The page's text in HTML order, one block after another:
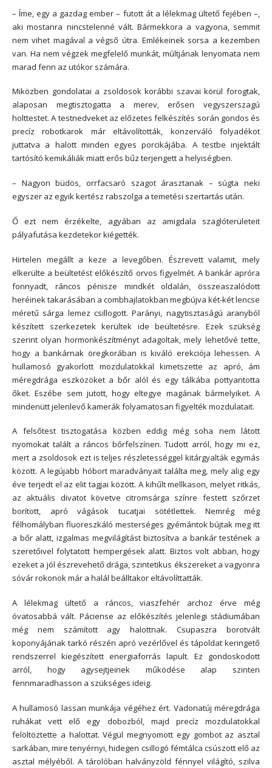
– Íme, egy a gazdag ember – futott át a lélekmag ültető fejében –,
aki mostanra nincstelenné vált. Bármekkora a vagyona, semmit
nem vihet magával a végső útra. Emlékeinek sorsa a kezemben
van. Ha nem végzek megfelelő munkát, múltjának lenyomata nem
marad fenn az utókor számára.
Miközben gondolatai a zsoldosok korábbi szavai körül forogtak,
alaposan megtisztogatta a merev, erősen vegyszerszagú
holttestet. A testnedveket az előzetes felkészítés során gondos és
precíz robotkarok már eltávolították, konzerváló folyadékot
juttatva a halott minden egyes porcikájába. A testbe injektált
tartósító kemikáliák miatt erős bűz terjengett a helyiségben.
– Nagyon büdös, orrfacsaró szagot árasztanak – súgta neki
egyszer az egyik kertész rabszolga a temetési szertartás után.
Ő ezt nem érzékelte, agyában az amigdala szaglóterületeit
pályafutása kezdetekor kiégették.
Hirtelen megállt a keze a levegőben. Észrevett valamit, mely
elkerülte a beültetést előkészítő orvos figyelmét. A bankár apróra
fonnyadt, ráncos pénisze mindkét oldalán, összeaszalódott
heréinek takarásában a combhajlatokban megbújva két-két lencse
méretű sárga lemez csillogott. Parányi, nagytisztaságú aranyból
készített szerkezetek kerültek ide beültetésre. Ezek szükség
szerint olyan hormonkészítményt adagoltak, mely lehetővé tette,
hogy a bankárnak öregkorában is kiváló erekciója lehessen. A
hullamosó gyakorlott mozdulatokkal kimetszette az apró, ám
méregdrága eszközöket a bőr alól és egy tálkába pottyantotta
őket. Eszébe sem jutott, hogy eltegye magának bármelyiket. A
mindenütt jelenlevő kamerák folyamatosan figyelték mozdulatait.
A felsőtest tisztogatása közben eddig még soha nem látott
nyomokat talált a ráncos bőrfelszínen. Tudott arról, hogy mi ez,
mert a zsoldosok ezt is teljes részletességgel kitárgyalták egymás
között. A legújabb hóbort maradványait találta meg, mely alig egy
éve terjedt el az elit tagjai között. A kihűlt mellkason, melyet ritkás,
az aktuális divatot követve citromsárga színre festett szőrzet
borított, apró vágások tucatjai sötétlettek. Nemrég még
félhomályban fluoreszkáló mesterséges gyémántok bújtak meg itt
a bőr alatt, izgalmas megvilágítást biztosítva a bankár testének a
szeretőivel folytatott hempergések alatt. Biztos volt abban, hogy
ezeket a jól észrevehető drága, szintetikus ékszereket a vagyonra
sóvár rokonok már a halál beálltakor eltávolíttatták.
A lélekmag ültető a ráncos, viaszfehér archoz érve még
óvatosabbá vált. Páciense az előkészítés jelenlegi stádiumában
még nem számított agy halottnak. Csupaszra borotvált
koponyájának tarkó részén apró vezérlővel és tápoldat keringető
rendszerrel kiegészített energiaforrás lapult. Ez gondoskodott
arról, hogy agysejtjeinek működése alap szinten
fennmaradhasson a szükséges ideig.
A hullamosó lassan munkája végéhez ért. Vadonatúj méregdrága
ruhákat vett elő egy dobozból, majd precíz mozdulatokkal
felöltöztette a halottat. Végül megnyomott egy gombot az asztal
sarkában, mire tenyérnyi, hidegen csillogó fémtálca csúszott elő az
asztal mélyéből. A tárolóban halványzöld fénnyel világító, szilva